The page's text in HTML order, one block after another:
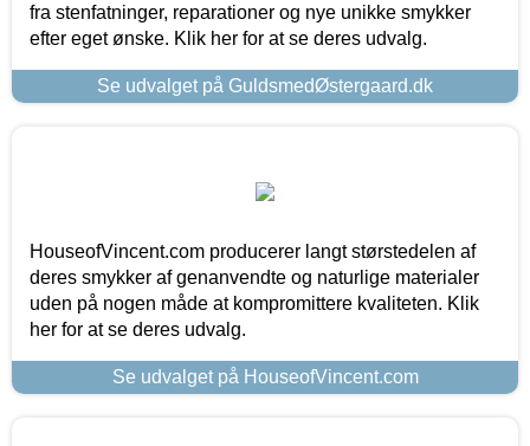
fra stenfatninger, reparationer og nye unikke smykker
efter eget ønske. Klik her for at se deres udvalg.
Se udvalget på GuldsmedØstergaard.dk
HouseofVincent.com producerer langt størstedelen af
deres smykker af genanvendte og naturlige materialer
uden på nogen måde at kompromittere kvaliteten. Klik
her for at se deres udvalg.
Se udvalget på HouseofVincent.com